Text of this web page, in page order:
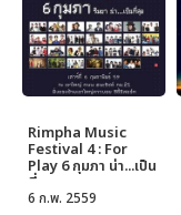
Rimpha Music
Festival 4 : For
Play 6 กุมภา น่า...เป็น
ที่สุด
6 ก.พ. 2559